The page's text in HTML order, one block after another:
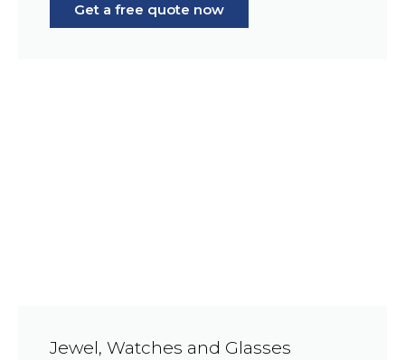
Get a free quote now
Jewel, Watches and Glasses